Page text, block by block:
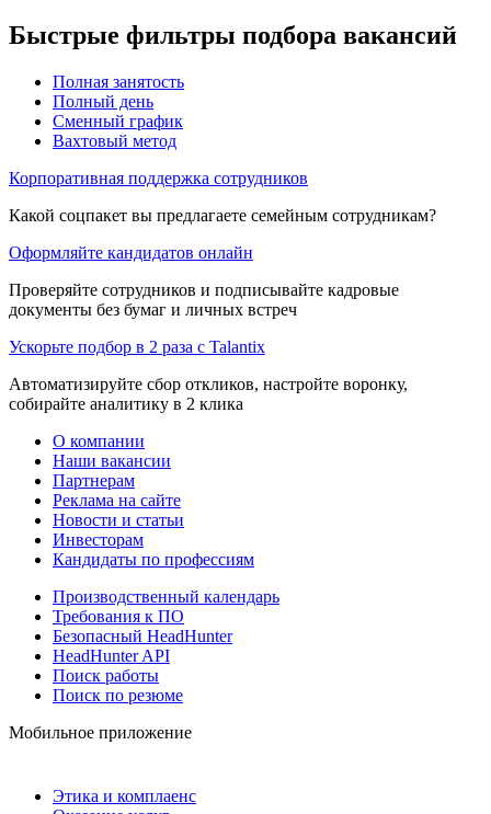
Быстрые фильтры подбора вакансий
Полная занятость
Полный день
Сменный график
Вахтовый метод
Корпоративная поддержка сотрудников
Какой соцпакет вы предлагаете семейным сотрудникам?
Оформляйте кандидатов онлайн
Проверяйте сотрудников и подписывайте кадровые
документы без бумаг и личных встреч
Ускорьте подбор в 2 раза с Talantix
Автоматизируйте сбор откликов, настройте воронку,
собирайте аналитику в 2 клика
О компании
Наши вакансии
Партнерам
Реклама на сайте
Новости и статьи
Инвесторам
Кандидаты по профессиям
Производственный календарь
Требования к ПО
Безопасный HeadHunter
HeadHunter API
Поиск работы
Поиск по резюме
Мобильное приложение
Этика и комплаенс